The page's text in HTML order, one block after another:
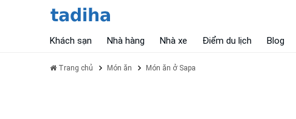
Khách sạn Nhà hàng Nhà xe Điểm du lịch Blog
Trang chủ Món ăn Món ăn ở Sapa